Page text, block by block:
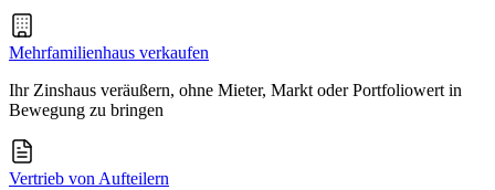
Mehrfamilienhaus verkaufen
Ihr Zinshaus veräußern, ohne Mieter, Markt oder Portfoliowert in
Bewegung zu bringen
Vertrieb von Aufteilern